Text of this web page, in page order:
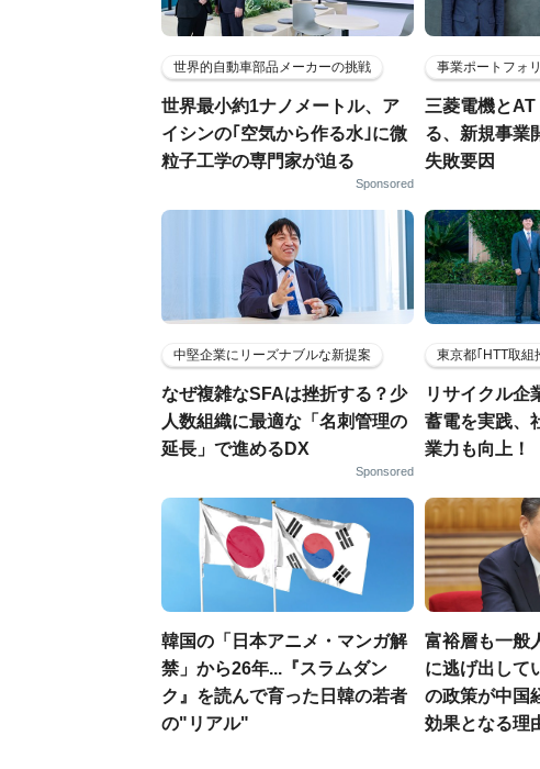
世界的自動車部品メーカーの挑戦
世界最小約1ナノメートル、ア
イシンの｢空気から作る水｣に微
粒子工学の専門家が迫る
Sponsored
事業ポートフォ
三菱電機と
る、新規事業
失敗要因
中堅企業にリーズナブルな新提案
なぜ複雑なSFAは挫折する？少
人数組織に最適な「名刺管理の
延長」で進めるDX
Sponsored
東京都｢HTT取組
リサイクル企
蓄電を実践、
業力も向上！
韓国の「日本アニメ・マンガ解
禁」から26年...『スラムダン
ク』を読んで育った日韓の若者
の"リアル"
富裕層も一般
に逃げ出して
の政策が中国
効果となる理